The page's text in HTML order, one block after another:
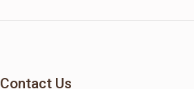
Contact Us